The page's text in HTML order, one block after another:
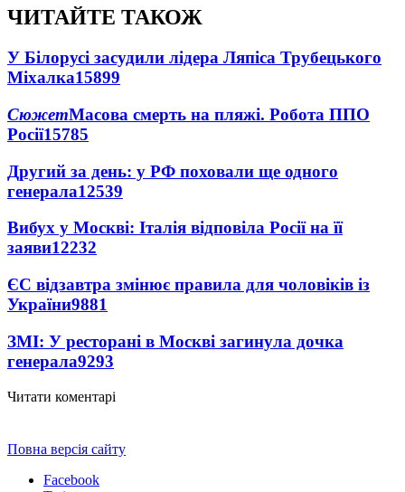
ЧИТАЙТЕ ТАКОЖ
У Білорусі засудили лідера Ляпіса Трубецького
Міхалка15899
СюжетМасова смерть на пляжі. Робота ППО
Росії15785
Другий за день: у РФ поховали ще одного
генерала12539
Вибух у Москві: Італія відповіла Росії на її
заяви12232
ЄС відзавтра змінює правила для чоловіків із
України9881
ЗМІ: У ресторані в Москві загинула дочка
генерала9293
Читати коментарі
Повна версія сайту
Facebook